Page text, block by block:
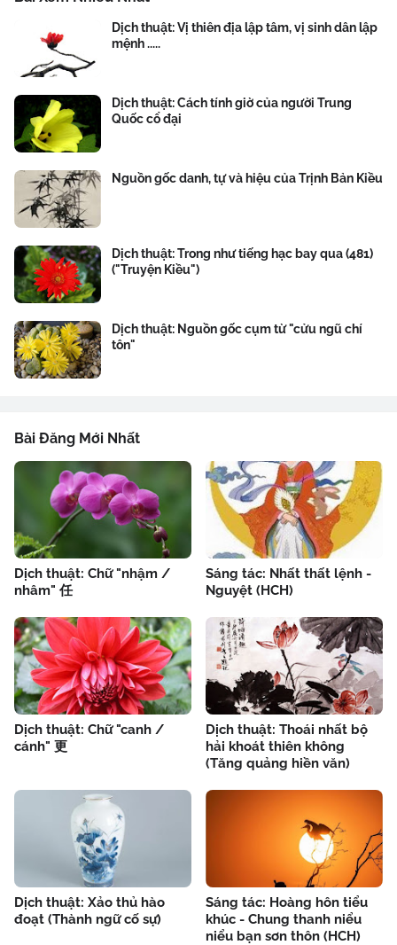
Dịch thuật: Vị thiên địa lập tâm, vị sinh dân lập
mệnh .....
Dịch thuật: Cách tính giờ của người Trung
Quốc cổ đại
Nguồn gốc danh, tự và hiệu của Trịnh Bản Kiều
Dịch thuật: Trong như tiếng hạc bay qua (481)
("Truyện Kiều")
Dịch thuật: Nguồn gốc cụm từ "cửu ngũ chí
tôn"
Bài Đăng Mới Nhất
Dịch thuật: Chữ "nhậm /
nhâm" 任
Sáng tác: Nhất thất lệnh -
Nguyệt (HCH)
Dịch thuật: Chữ "canh /
cánh" 更
Dịch thuật: Thoái nhất bộ
hải khoát thiên không
(Tăng quảng hiền văn)
Dịch thuật: Xảo thủ hào
đoạt (Thành ngữ cố sự)
Sáng tác: Hoàng hôn tiểu
khúc - Chung thanh niểu
niểu bạn sơn thôn (HCH)